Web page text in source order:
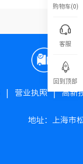
极速
营业执照|高新
地址：上海市
购物车(0)
客服
回到顶部